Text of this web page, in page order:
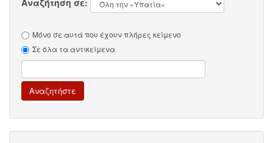
Μόνο σε αυτά που έχουν πλήρες κείμενο
Σε όλα τα αντικείμενα